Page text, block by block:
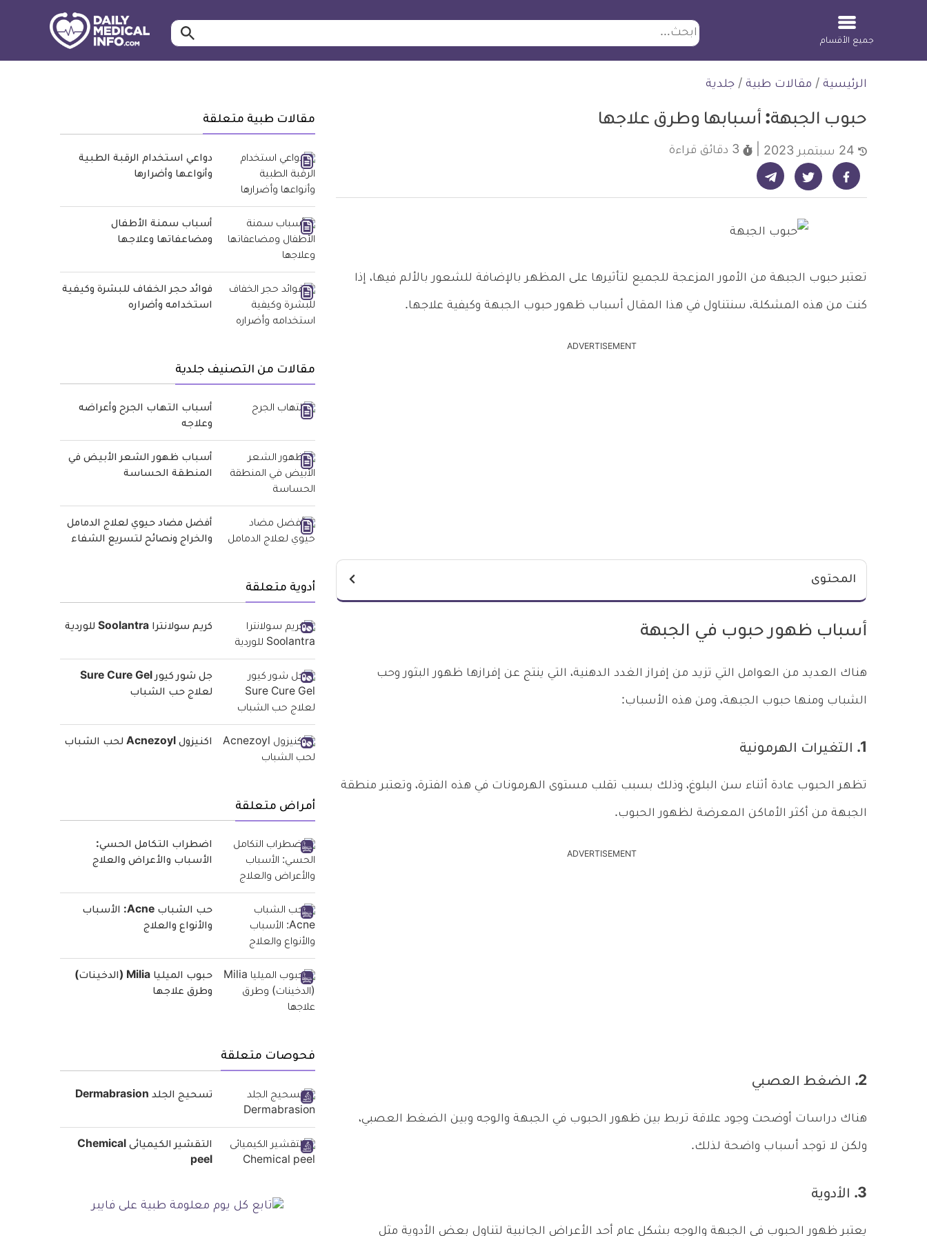
ابحث ابحث…
جميع الأقسام
الرئيسية / مقالات طبية / جلدية
حبوب الجبهة: أسبابها وطرق علاجها
3 دقائق قراءة
شارك على فيسبوك - ديلي ميديكال انفو شارك على تويتر - ديلي ميديكال انفو شارك على تيليجرام - ديلي ميديكال انفو
تعتبر حبوب الجبهة من الأمور المزعجة للجميع لتأثيرها على المظهر بالإضافة للشعور بالألم فيها، إذا
كنت من هذه المشكلة، سنتناول في هذا المقال أسباب ظهور حبوب الجبهة وكيفية علاجها.
ADVERTISEMENT
المحتوى
أسباب ظهور حبوب في الجبهة
هناك العديد من العوامل التي تزيد من إفراز الغدد الدهنية، التي ينتج عن إفرازها ظهور البثور وحب
الشباب ومنها حبوب الجبهة، ومن هذه الأسباب:
1. التغيرات الهرمونية
تظهر الحبوب عادة أثناء سن البلوغ، وذلك بسبب تقلب مستوى الهرمونات في هذه الفترة، وتعتبر منطقة
الجبهة من أكثر الأماكن المعرضة لظهور الحبوب.
ADVERTISEMENT
2. الضغط العصبي
هناك دراسات أوضحت وجود علاقة تربط بين ظهور الحبوب في الجبهة والوجه وبين الضغط العصبي،
ولكن لا توجد أسباب واضحة لذلك.
3. الأدوية
يعتبر ظهور الحبوب في الجبهة والوجه بشكل عام أحد الأعراض الجانبية لتناول بعض الأدوية مثل
مقالات طبية متعلقة
دواعي استخدام الرقبة الطبية
وأنواعها وأضرارها
أسباب سمنة الأطفال
ومضاعفاتها وعلاجها
فوائد حجر الخفاف للبشرة وكيفية
استخدامه وأضراره
مقالات من التصنيف جلدية
أسباب التهاب الجرح وأعراضه
وعلاجه
أسباب ظهور الشعر الأبيض في
المنطقة الحساسة
أفضل مضاد حيوي لعلاج الدمامل
والخراج ونصائح لتسريع الشفاء
أدوية متعلقة
كريم سولانترا Soolantra للوردية
جل شور كيور Sure Cure Gel
لعلاج حب الشباب
اكنيزول Acnezoyl لحب الشباب
أمراض متعلقة
اضطراب التكامل الحسي:
الأسباب والأعراض والعلاج
حب الشباب Acne: الأسباب
والأنواع والعلاج
حبوب الميليا Milia (الدخينات)
وطرق علاجها
فحوصات متعلقة
تسحيج الجلد Dermabrasion
التقشير الكيميائى Chemical
peel